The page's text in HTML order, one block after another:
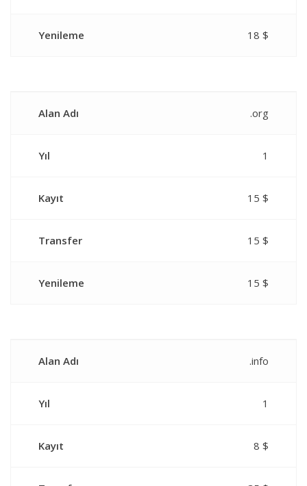
Yenileme 18 $
Alan Adı .org
Yıl 1
Kayıt 15 $
Transfer 15 $
Yenileme 15 $
Alan Adı .info
Yıl 1
Kayıt 8 $